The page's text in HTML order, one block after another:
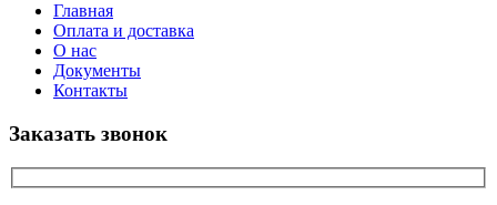
Главная
Оплата и доставка
О нас
Документы
Контакты
Заказать звонок